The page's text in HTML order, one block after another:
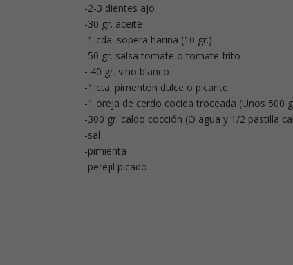
-2-3 dientes ajo
-30 gr. aceite
-1 cda. sopera harina (10 gr.)
-50 gr. salsa tomate o tomate frito
- 40 gr. vino blanco
-1 cta. pimentón dulce o picante
-1 oreja de cerdo cocida troceada (Unos 500
-300 gr. caldo cocción (O agua y 1/2 pastilla
-sal
-pimienta
-perejil picado